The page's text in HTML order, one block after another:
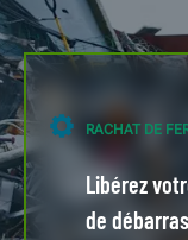
RACHAT DE
Libérez
de